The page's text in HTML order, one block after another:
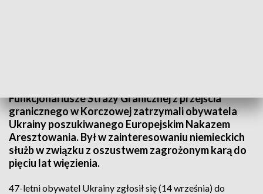
Funkcjonariusze Straży Granicznej z przejścia
granicznego w Korczowej zatrzymali obywatela
Ukrainy poszukiwanego Europejskim Nakazem
Aresztowania. Był w zainteresowaniu niemieckich
służb w związku z oszustwem zagrożonym karą do
pięciu lat więzienia.
47-letni obywatel Ukrainy zgłosił się (14 września) do